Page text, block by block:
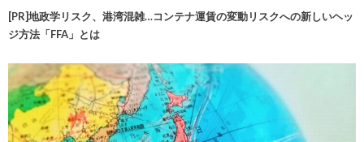
[PR]地政学リスク、港湾混雑…コンテナ運賃の変動リスクへの新しいヘッ
ジ方法「FFA」とは